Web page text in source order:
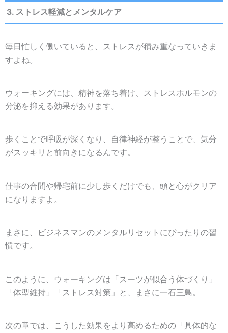
3. ストレス軽減とメンタルケア
毎日忙しく働いていると、ストレスが積み重なっていきま
すよね。
ウォーキングには、精神を落ち着け、ストレスホルモンの
分泌を抑える効果があります。
歩くことで呼吸が深くなり、自律神経が整うことで、気分
がスッキリと前向きになるんです。
仕事の合間や帰宅前に少し歩くだけでも、頭と心がクリア
になりますよ。
まさに、ビジネスマンのメンタルリセットにぴったりの習
慣です。
このように、ウォーキングは「スーツが似合う体づくり」
「体型維持」「ストレス対策」と、まさに一石三鳥。
次の章では、こうした効果をより高めるための「具体的な